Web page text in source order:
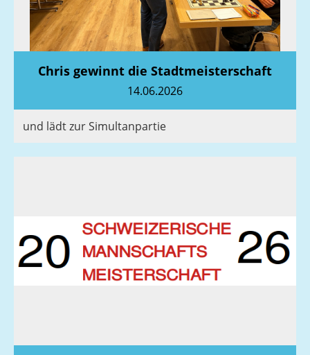
Chris gewinnt die Stadtmeisterschaft
14.06.2026
und lädt zur Simultanpartie